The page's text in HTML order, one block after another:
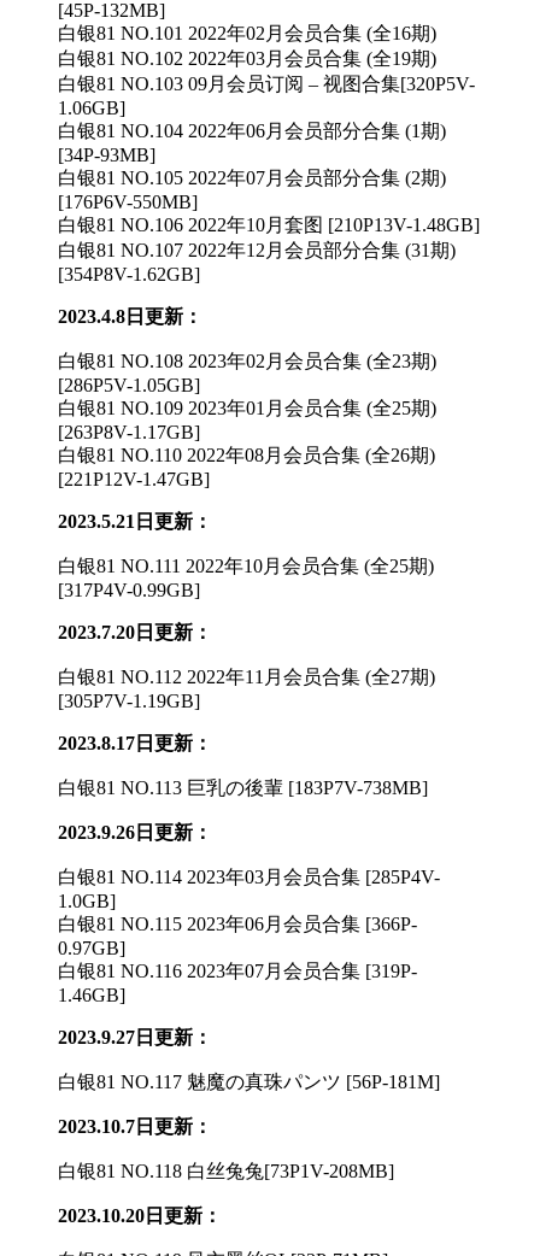
[45P-132MB]
白银81 NO.101 2022年02月会员合集 (全16期)
白银81 NO.102 2022年03月会员合集 (全19期)
白银81 NO.103 09月会员订阅 – 视图合集[320P5V-
1.06GB]
白银81 NO.104 2022年06月会员部分合集 (1期)
[34P-93MB]
白银81 NO.105 2022年07月会员部分合集 (2期)
[176P6V-550MB]
白银81 NO.106 2022年10月套图 [210P13V-1.48GB]
白银81 NO.107 2022年12月会员部分合集 (31期)
[354P8V-1.62GB]
2023.4.8日更新：
白银81 NO.108 2023年02月会员合集 (全23期)
[286P5V-1.05GB]
白银81 NO.109 2023年01月会员合集 (全25期)
[263P8V-1.17GB]
白银81 NO.110 2022年08月会员合集 (全26期)
[221P12V-1.47GB]
2023.5.21日更新：
白银81 NO.111 2022年10月会员合集 (全25期)
[317P4V-0.99GB]
2023.7.20日更新：
白银81 NO.112 2022年11月会员合集 (全27期)
[305P7V-1.19GB]
2023.8.17日更新：
白银81 NO.113 巨乳の後輩 [183P7V-738MB]
2023.9.26日更新：
白银81 NO.114 2023年03月会员合集 [285P4V-
1.0GB]
白银81 NO.115 2023年06月会员合集 [366P-
0.97GB]
白银81 NO.116 2023年07月会员合集 [319P-
1.46GB]
2023.9.27日更新：
白银81 NO.117 魅魔の真珠パンツ [56P-181M]
2023.10.7日更新：
白银81 NO.118 白丝兔兔[73P1V-208MB]
2023.10.20日更新：